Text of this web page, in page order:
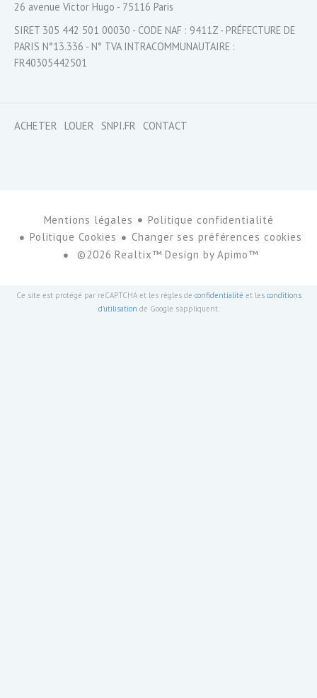
26 avenue Victor Hugo - 75116 Paris
SIRET 305 442 501 00030 - CODE NAF : 9411Z - PRÉFECTURE DE
PARIS N°13.336 - N° TVA INTRACOMMUNAUTAIRE :
FR40305442501
ACHETER LOUER SNPI.FR CONTACT
Mentions légales
Politique confidentialité
Politique Cookies
Changer ses préférences cookies
©2026 Realtix™ Design byApimo™
Ce site est protégé par reCAPTCHA et les règles de confidentialité et les conditions
d'utilisation de Google s'appliquent.